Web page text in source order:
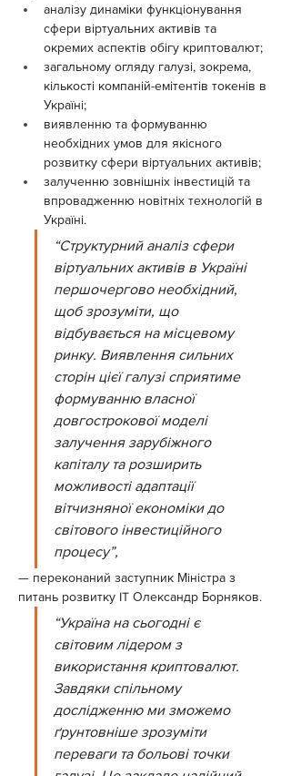
аналізу динаміки функціонування
сфери віртуальних активів та
окремих аспектів обігу криптовалют;
загальному огляду галузі, зокрема,
кількості компаній-емітентів токенів в
Україні;
виявленню та формуванню
необхідних умов для якісного
розвитку сфери віртуальних активів;
залученню зовнішніх інвестицій та
впровадженню новітніх технологій в
Україні.
“Структурний аналіз сфери
віртуальних активів в Україні
першочергово необхідний,
щоб зрозуміти, що
відбувається на місцевому
ринку. Виявлення сильних
сторін цієї галузі сприятиме
формуванню власної
довгострокової моделі
залучення зарубіжного
капіталу та розширить
можливості адаптації
вітчизняної економіки до
світового інвестиційного
процесу”,
— переконаний заступник Міністра з
питань розвитку IT Олександр Борняков.
“Україна на сьогодні є
світовим лідером з
використання криптовалют.
Завдяки спільному
дослідженню ми зможемо
ґрунтовніше зрозуміти
переваги та больові точки